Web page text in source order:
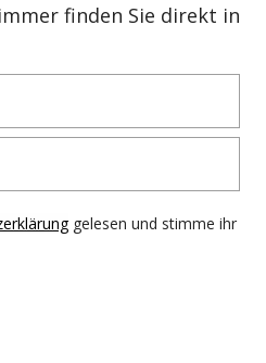
finden Sie direkt in
gelesen und stimme ihr